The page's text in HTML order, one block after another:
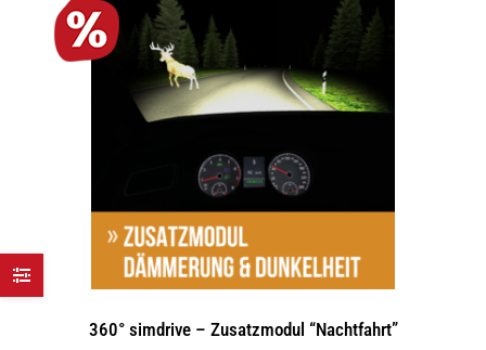
360° simdrive – Zusatzmodul “Nachtfahrt”